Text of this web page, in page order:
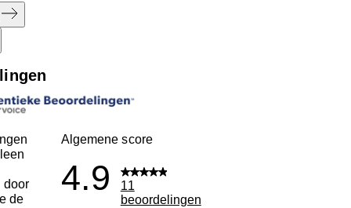
door
de
Algemene score
4.9
11
beoordelingen